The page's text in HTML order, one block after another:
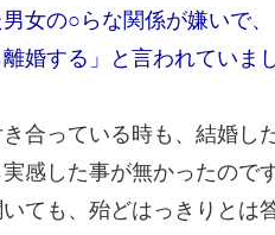
女の○らな関係が嫌いで、
婚する」と言われていまし
合っている時も、結婚し
感した事が無かったのです
ても、殆どはっきりとは